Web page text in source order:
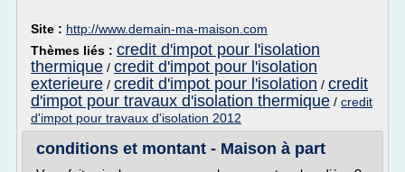
Site : http://www.demain-ma-maison.com
Thèmes liés : credit d'impot pour l'isolation
thermique / credit d'impot pour l'isolation
exterieure / credit d'impot pour l'isolation / credit
d'impot pour travaux d'isolation thermique / credit
d'impot pour travaux d'isolation 2012
conditions et montant - Maison à part